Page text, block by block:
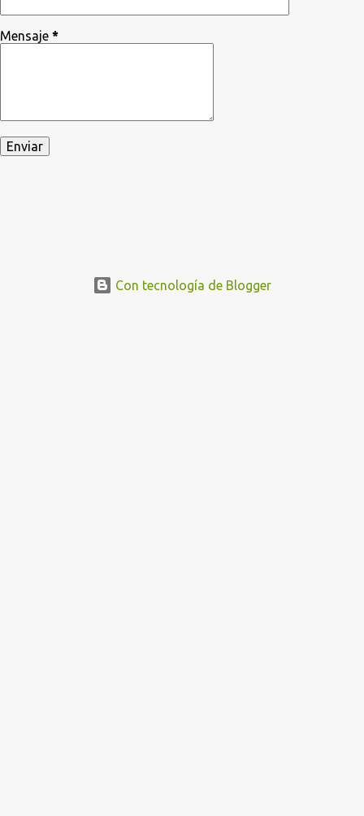
Mensaje *
Con tecnología de Blogger